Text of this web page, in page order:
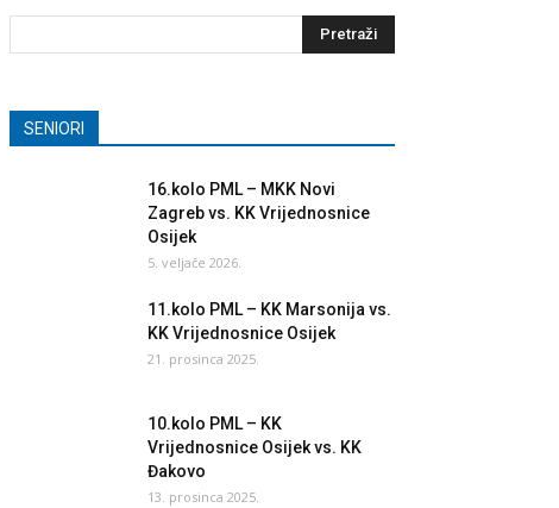
SENIORI
16.kolo PML – MKK Novi
Zagreb vs. KK Vrijednosnice
Osijek
5. veljače 2026.
11.kolo PML – KK Marsonija vs.
KK Vrijednosnice Osijek
21. prosinca 2025.
10.kolo PML – KK
Vrijednosnice Osijek vs. KK
Đakovo
13. prosinca 2025.